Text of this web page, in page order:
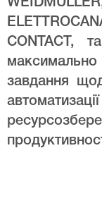
CONTACT,
завдання